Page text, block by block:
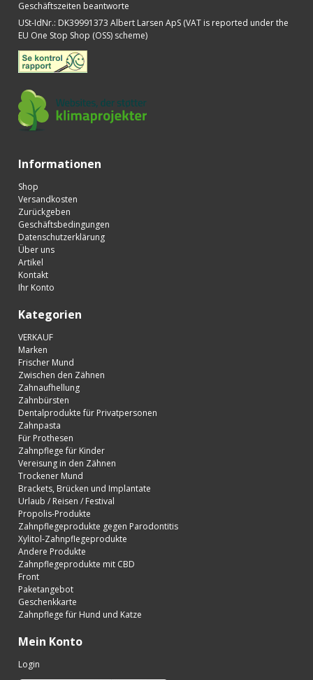
Geschäftszeiten beantworte
USt-IdNr.: DK39991373 Albert Larsen ApS (VAT is reported under the
EU One Stop Shop (OSS) scheme)
Informationen
Shop
Versandkosten
Zurückgeben
Geschäftsbedingungen
Datenschutzerklärung
Über uns
Artikel
Kontakt
Ihr Konto
Kategorien
VERKAUF
Marken
Frischer Mund
Zwischen den Zähnen
Zahnaufhellung
Zahnbürsten
Dentalprodukte für Privatpersonen
Zahnpasta
Für Prothesen
Zahnpflege für Kinder
Vereisung in den Zähnen
Trockener Mund
Brackets, Brücken und Implantate
Urlaub / Reisen / Festival
Propolis-Produkte
Zahnpflegeprodukte gegen Parodontitis
Xylitol-Zahnpflegeprodukte
Andere Produkte
Zahnpflegeprodukte mit CBD
Front
Paketangebot
Geschenkkarte
Zahnpflege für Hund und Katze
Mein Konto
Login